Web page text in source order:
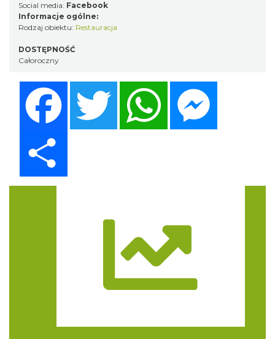
Social media: Facebook
Informacje ogólne:
Rodzaj obiektu: Restauracja
DOSTĘPNOŚĆ
Całoroczny
Twitter WhatsApp